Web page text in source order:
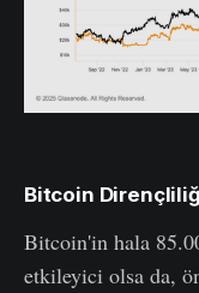
Bitcoin
Bitcoin'in hala
etkileyici olsa da,